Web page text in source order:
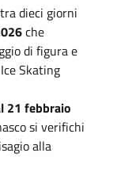
dieci giorni
che
di figura e
Skating
21 febbraio
si verifichi
alla